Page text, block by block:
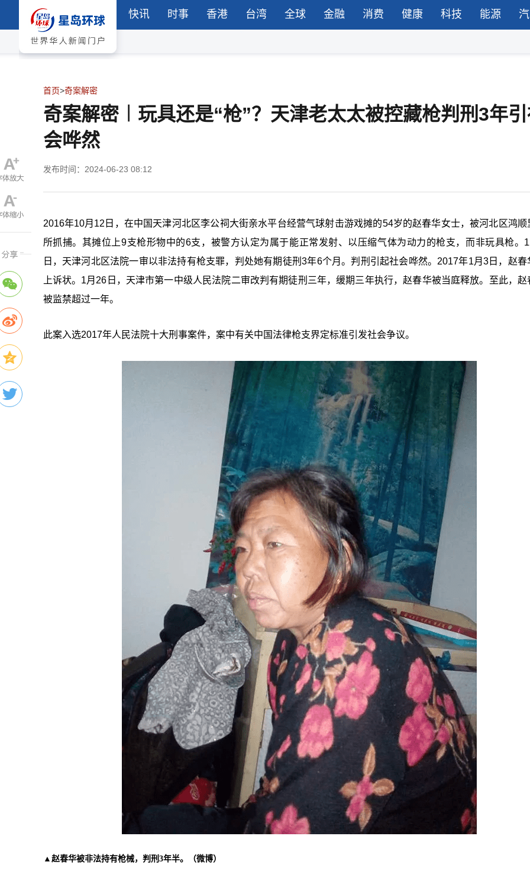
快讯 时事 香港 台湾 全球 金融 消费 健康 科技 能源
首页>奇案解密
奇案解密︱玩具还是“枪”？天津老太太被控藏枪判刑3年
会哗然
发布时间：2024-06-23 08:12
2016年10月12日，在中国天津河北区李公祠大街亲水平台经营气球射击游戏摊的54岁的赵春华女士，被河北区鸿顺
所抓捕。其摊位上9支枪形物中的6支，被警方认定为属于能正常发射、以压缩气体为动力的枪支，而非玩具枪。
日，天津河北区法院一审以非法持有枪支罪，判处她有期徒刑3年6个月。判刑引起社会哗然。2017年1月3日，赵春
上诉状。1月26日，天津市第一中级人民法院二审改判有期徒刑三年，缓期三年执行，赵春华被当庭释放。至此，赵
被监禁超过一年。
此案入选2017年人民法院十大刑事案件，案中有关中国法律枪支界定标准引发社会争议。
▲赵春华被非法持有枪械，判刑3年半。（微博）